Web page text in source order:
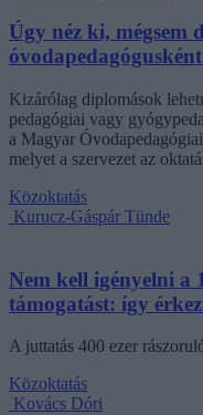
Úgy néz ki, mégsem
Kizárólag diplomások
pedagógiai vagy
a Magyar
melyet a szervezet az
Közoktatás
Kurucz-Gáspár Tünde
Nem kell igényelni a
támogatást: így
A juttatás 400 ezer
Közoktatás
Kovács Dóri